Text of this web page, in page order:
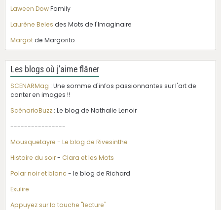
Laween DowFamily
Laurène Beles des Mots de l'Imaginaire
Margotde Margorito
Les blogs où j'aime flâner
SCENARMag : Une somme d'infos passionnantes sur l'art de
conter en images !!
ScénarioBuzz : Le blog de Nathalie Lenoir
----------------
Mousquetayre - Le blog de Rivesinthe
Histoire du soir- Clara et les Mots
Polar noir et blanc - le blog de Richard
Exulire
Appuyez sur la touche "lecture"